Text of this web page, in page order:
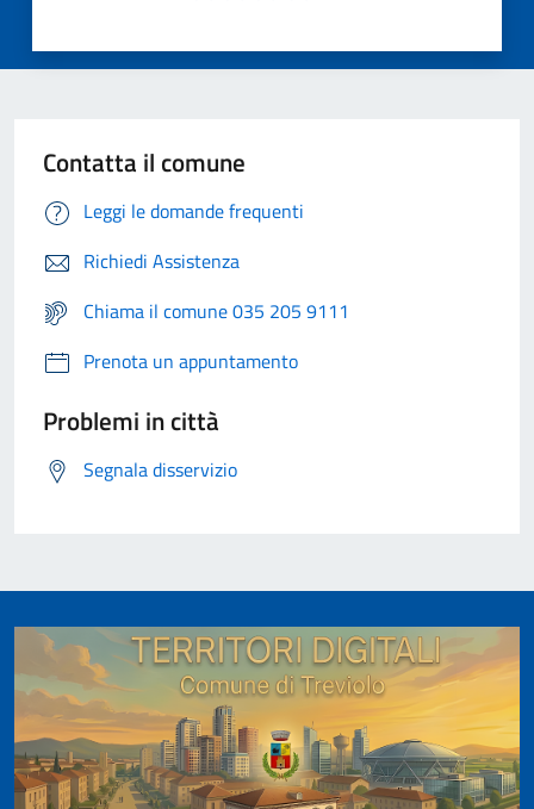
Contatta il comune
Leggi le domande frequenti
Richiedi Assistenza
Chiama il comune 035 205 9111
Prenota un appuntamento
Problemi in città
Segnala disservizio